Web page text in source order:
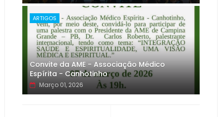
ARTIGOS
Convite da AME - Associação Médico
Espírita - Canhotinho
Março 01, 2026